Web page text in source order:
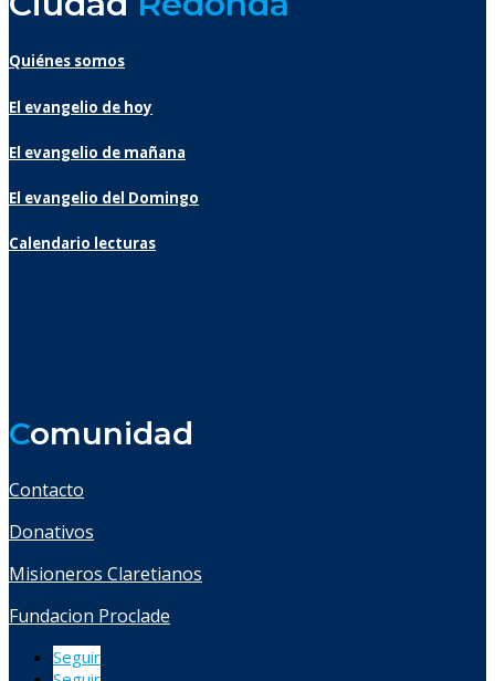
Quiénes somos
El evangelio de hoy
El evangelio de mañana
El evangelio del Domingo
Calendario lecturas
Comunidad
Contacto
Donativos
Misioneros Claretianos
Fundacion Proclade
Seguir